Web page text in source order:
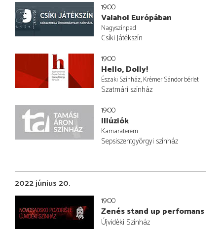
19:00
Valahol Európában
Nagyszínpad
Csíki Játékszín
19:00
Hello, Dolly!
Északi Színház, Krémer Sándor bérlet
Szatmári színház
19:00
Illúziók
Kamaraterem
Sepsiszentgyörgyi színház
2022 június 20.
19:00
Zenés stand up perfomans
Újvidéki Színház